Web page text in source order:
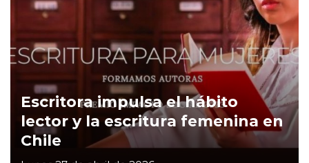
Escritora impulsa el hábito
lector y la escritura femenina en
Chile